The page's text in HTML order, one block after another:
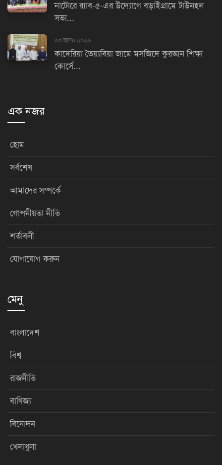
নাটোরে র‌্যাব-৫-এর উদ্যোগে বড়াইগ্রামে টাউনহল
সভা...
০৩ আগu ২০২৬
কাদেরিয়া তৈয়্যবিয়া জামে মসজিদে কুরআন শিক্ষা
কোর্সে...
এক নজর
হোম
সর্বশেষ
আমাদের সম্পর্কে
গোপনীয়তা নীতি
শর্তাবলী
যোগাযোগ করুন
মেনু
বাংলাদেশ
বিশ্ব
রাজনীতি
বাণিজ্য
বিনোদন
খেলাধুলা